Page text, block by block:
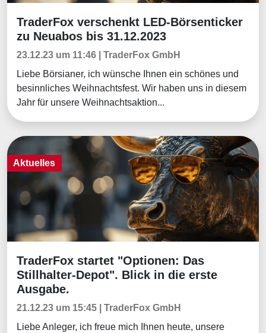
Aktuelles
TraderFox verschenkt LED-Börsenticker
zu Neuabos bis 31.12.2023
23.12.23 um 11:46 | TraderFox GmbH
Liebe Börsianer, ich wünsche Ihnen ein schönes und
besinnliches Weihnachtsfest. Wir haben uns in diesem
Jahr für unsere Weihnachtsaktion...
Aktuelles
Aktuelles
TraderFox startet "Optionen: Das
Stillhalter-Depot". Blick in die erste
Ausgabe.
21.12.23 um 15:45 | TraderFox GmbH
Liebe Anleger, ich freue mich Ihnen heute, unsere